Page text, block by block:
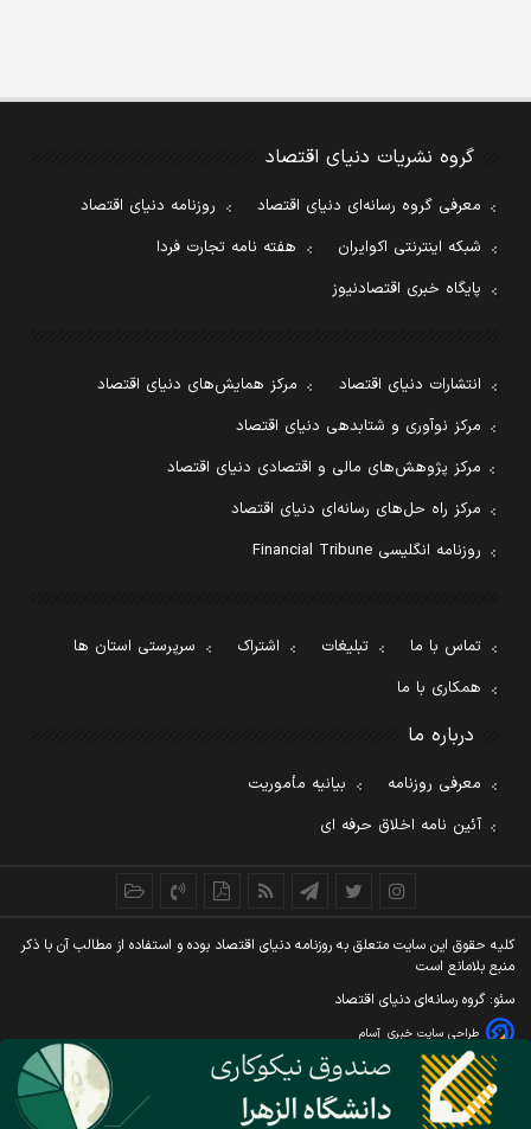
گروه نشریات دنیای اقتصاد
معرفی گروه رسانه‌ای دنیای اقتصاد
روزنامه دنیای اقتصاد
شبکه اینترنتی اکوایران
هفته نامه تجارت فردا
پایگاه خبری اقتصادنیوز
انتشارات دنیای اقتصاد
مرکز همایش‌های دنیای اقتصاد
مرکز نوآوری و شتابدهی دنیای اقتصاد
مرکز پژوهش‌های مالی و اقتصادی دنیای اقتصاد
مرکز راه حل‌های رسانه‌ای دنیای اقتصاد
روزنامه انگلیسی Financial Tribune
تماس با ما تبلیغات اشتراک
سرپرستی استان ها
همکاری با ما
درباره ما
معرفی روزنامه
بیانیه مأموریت
آئین نامه اخلاق حرفه ای
کليه حقوق اين سايت متعلق به روزنامه دنيای اقتصاد بوده و استفاده از مطالب آن با ذکر
منبع بلامانع است
سئو: گروه رسانه‌ای دنیای اقتصاد
طراحی سایت خبری آسام